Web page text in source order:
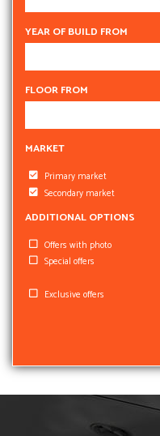
6 rooms
YEAR OF BUILD FROM
FLOOR FROM
MARKET
Primary market
Secondary market
ADDITIONAL OPTIONS
Offers with photo
Special offers
Exclusive offers